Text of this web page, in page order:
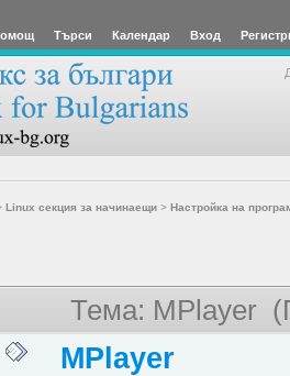
Търси Календар Вход
Linux секция за начинаещи> Настройка на
Тема: MPlayer
MPlayer